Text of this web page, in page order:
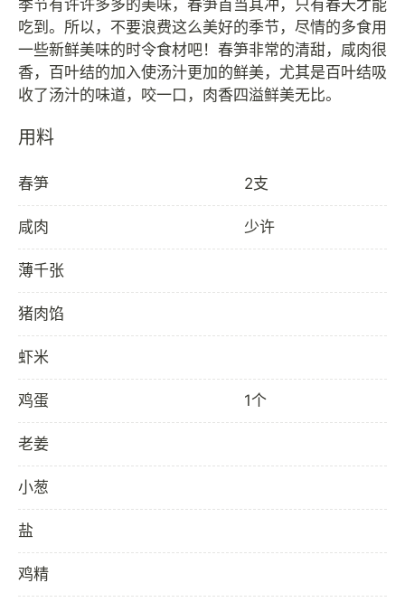
季节有许许多多的美味，春笋首当其冲，只有春天才能
吃到。所以，不要浪费这么美好的季节，尽情的多食用
一些新鲜美味的时令食材吧！春笋非常的清甜，咸肉很
香，百叶结的加入使汤汁更加的鲜美，尤其是百叶结吸
用料
春笋 2支
咸肉 少许
薄千张
猪肉馅
虾米
鸡蛋 1个
老姜
小葱
盐
鸡精